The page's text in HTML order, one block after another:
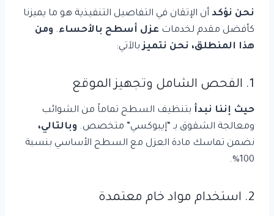
نحن نؤكد أن الإتقان في التفاصيل التنفيذية هو ما يميزنا
كأفضل مقدم لخدمات عزل أسطح بالأحساء. ومن
هذا المنطلق، نحن نتميزبالآتي:
1. الفحص الشامل وتجهيز الموقع
حيث إننا نبدأ بتنظيف السطح تماماً من الشوائب
ومعالجة الشقوق بـ “إيبوكسي” متخصص. وبالتالي،
نضمن تماسك مادة العزل مع السطح الأساسي بنسبة
100%.
2. استخدام مواد خام معتمدة